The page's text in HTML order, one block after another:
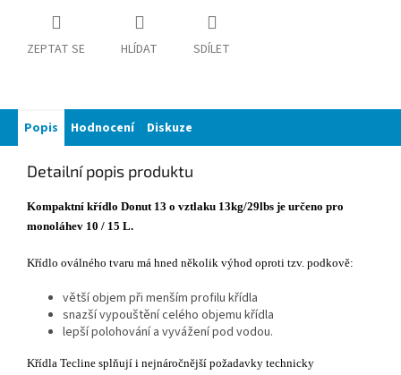
ZEPTAT SE HLÍDAT SDÍLET
Popis Hodnocení Diskuze
Detailní popis produktu
Kompaktní křídlo Donut 13 o vztlaku 13kg/29lbs je určeno pro
monoláhev 10 / 15 L.
Křídlo oválného tvaru má hned několik výhod oproti tzv. podkově:
větší objem při menším profilu křídla
snazší vypouštění celého objemu křídla
lepší polohování a vyvážení pod vodou.
Křídla Tecline splňují i nejnáročnější požadavky technicky